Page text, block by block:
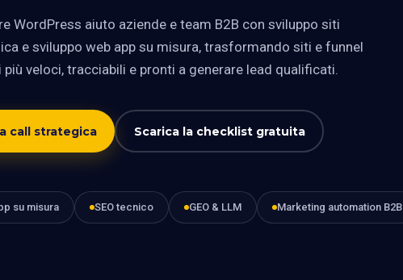
WordPress aiuto aziende e team B2B con sviluppo siti
e sviluppo web app su misura, trasformando siti e funnel
veloci, tracciabili e pronti a generare lead qualificati.
call strategica Scarica la checklist gratuita
su misura SEO tecnico GEO & LLM Marketing automation B2B